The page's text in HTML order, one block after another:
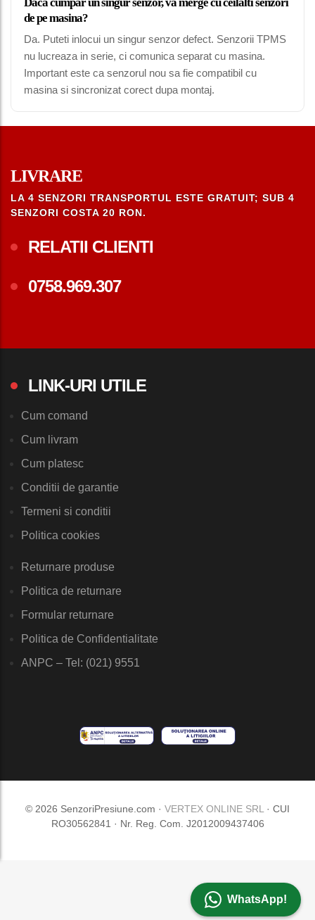
de pe masina?
Da. Puteti inlocui un singur senzor defect. Senzorii TPMS
nu lucreaza in serie, ci comunica separat cu masina.
Important este ca senzorul nou sa fie compatibil cu
masina si sincronizat corect dupa montaj.
WhatsApp!
LIVRARE
LA 4 SENZORI TRANSPORTUL ESTE GRATUIT; SUB 4
SENZORI COSTA 20 RON.
RELATII CLIENTI
0758.969.307
LINK-URI UTILE
Cum comand
Cum livram
Cum platesc
Conditii de garantie
Termeni si conditii
Politica cookies
Returnare produse
Politica de returnare
Formular returnare
Politica de Confidentialitate
ANPC – Tel: (021) 9551
© 2026 SenzoriPresiune.com · VERTEX ONLINE SRL · CUI
RO30562841 · Nr. Reg. Com. J2012009437406